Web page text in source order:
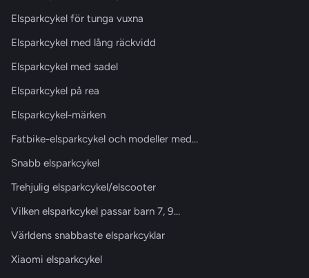
Elsparkcykel för tunga vuxna
Elsparkcykel med lång räckvidd
Elsparkcykel med sadel
Elsparkcykel på rea
Elsparkcykel-märken
Fatbike-elsparkcykel och modeller med…
Snabb elsparkcykel
Trehjulig elsparkcykel/elscooter
Vilken elsparkcykel passar barn 7, 9…
Världens snabbaste elsparkcyklar
Xiaomi elsparkcykel